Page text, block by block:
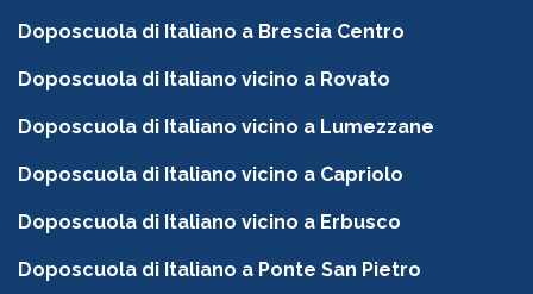
Doposcuola di Italiano a Brescia Centro
Doposcuola di Italiano vicino a Rovato
Doposcuola di Italiano vicino a Lumezzane
Doposcuola di Italiano vicino a Capriolo
Doposcuola di Italiano vicino a Erbusco
Doposcuola di Italiano a Ponte San Pietro